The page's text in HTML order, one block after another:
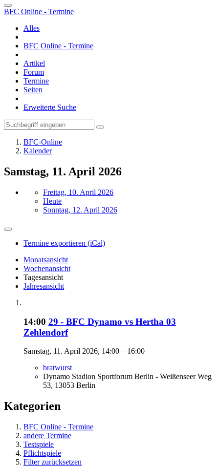
BFC Online - Termine
Alles
BFC Online - Termine
Artikel
Forum
Termine
Seiten
Erweiterte Suche
BFC-Online
Kalender
Samstag, 11. April 2026
Freitag, 10. April 2026
Heute
Sonntag, 12. April 2026
Termine exportieren (iCal)
Monatsansicht
Wochenansicht
Tagesansicht
Jahresansicht
14:00 29 - BFC Dynamo vs Hertha 03
Zehlendorf
Samstag, 11. April 2026, 14:00 – 16:00
bratwurst
Dynamo Stadion Sportforum Berlin - Weißenseer Weg
53, 13053 Berlin
Kategorien
BFC Online - Termine
andere Termine
Testspiele
Pflichtspiele
Filter zurücksetzen